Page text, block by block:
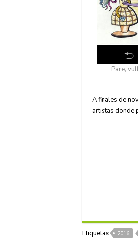
Pare,
A finales de
artistas donde
Etiquetas 2016